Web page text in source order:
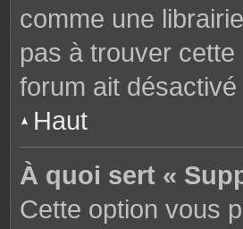
comme une
pas à trouver cette
forum ait
Haut
À quoi sert «
Cette option vous